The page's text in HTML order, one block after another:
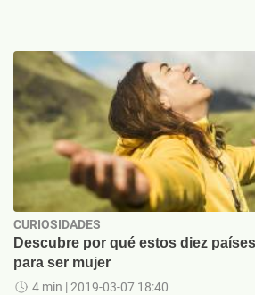
CURIOSIDADES
Descubre por qué estos diez
para ser mujer
4 min | 2019-03-07 18:40